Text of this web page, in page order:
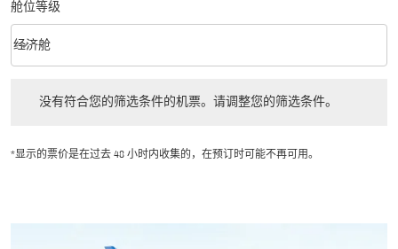
舱位等级
舱位等级 option 经济舱 Selected
经济舱
keyboard_arrow_down
没有符合您的筛选条件的机票。请调整您的筛选条件。
*显示的票价是在过去 48 小时内收集的，在预订时可能不再可用。